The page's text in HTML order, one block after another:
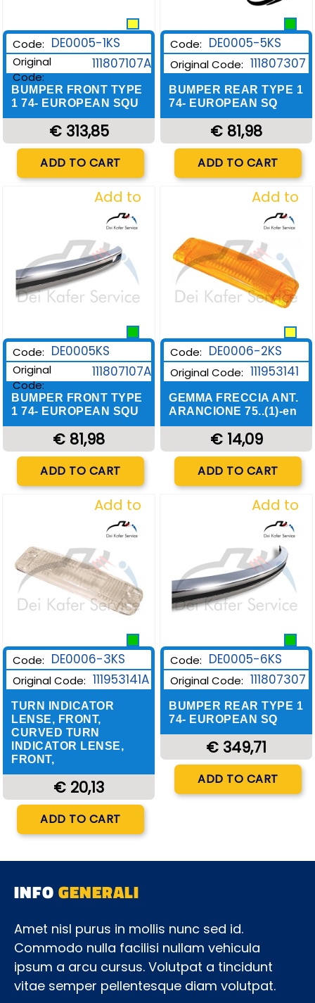
Code: DE0005-1KS
Original
Code:
111807107A
BUMPER FRONT TYPE
1 74- EUROPEAN SQU
€ 313,85
ADD TO CART
Code: DE0005-5KS
Original Code: 111807307
BUMPER REAR TYPE 1
74- EUROPEAN SQ
€ 81,98
Quantity
ADD TO CART
Add to
Wishlist
Code: DE0005KS
Original
Code:
111807107A
BUMPER FRONT TYPE
1 74- EUROPEAN SQU
€ 81,98
Quantity
ADD TO CART
Add to
Wishlist
Code: DE0006-2KS
Original Code: 111953141
GEMMA FRECCIA ANT.
ARANCIONE 75..(1)-en
€ 14,09
Quantity
ADD TO CART
Add to
Wishlist
Code: DE0006-3KS
Original Code: 111953141A
TURN INDICATOR
LENSE, FRONT,
CURVED TURN
INDICATOR LENSE,
FRONT,
€ 20,13
Quantity
ADD TO CART
Add to
Wishlist
Code: DE0005-6KS
Original Code: 111807307
BUMPER REAR TYPE 1
74- EUROPEAN SQ
€ 349,71
Quantity
ADD TO CART
INFOGENERALI
Amet nisl purus in mollis nunc sed id.
Commodo nulla facilisi nullam vehicula
ipsum a arcu cursus. Volutpat a tincidunt
vitae semper pellentesque diam volutpat.